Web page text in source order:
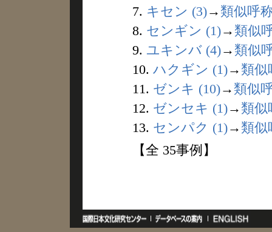
7. キセン (3)→ 類似呼
8. センギン (1)→ 類似
9. ユキンバ (4)→ 類似
10. ハクギン (1)→ 類似
11. ゼンキ (10)→ 類似
12. ゼンセキ (1)→ 類似
13. センパク (1)→ 類似
【全 35事例】